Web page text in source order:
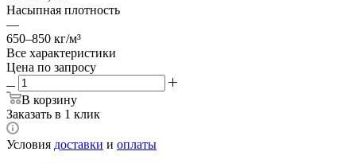
Насыпная плотность
—
650–850 кг/м³
Все характеристики
Цена по запросу
В корзину
Заказать в 1 клик
Условия доставки и оплаты